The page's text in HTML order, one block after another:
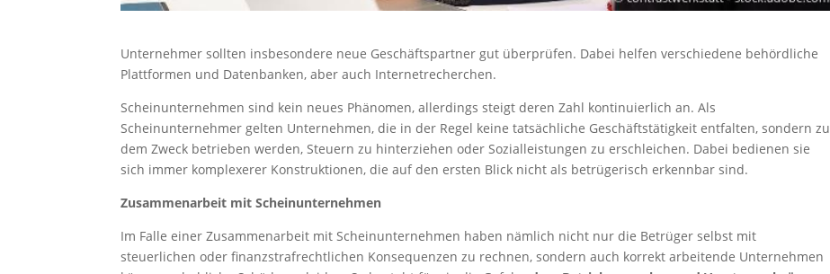
Unternehmer sollten insbesondere neue Geschäftspartner gut überprüfen. Dabei helfen verschiedene behördliche
Plattformen und Datenbanken, aber auch Internetrecherchen.
Scheinunternehmen sind kein neues Phänomen, allerdings steigt deren Zahl kontinuierlich an. Als
Scheinunternehmer gelten Unternehmen, die in der Regel keine tatsächliche Geschäftstätigkeit entfalten, sondern zu
dem Zweck betrieben werden, Steuern zu hinterziehen oder Sozialleistungen zu erschleichen. Dabei bedienen sie
sich immer komplexerer Konstruktionen, die auf den ersten Blick nicht als betrügerisch erkennbar sind.
Zusammenarbeit mit Scheinunternehmen
Im Falle einer Zusammenarbeit mit Scheinunternehmen haben nämlich nicht nur die Betrüger selbst mit
steuerlichen oder finanzstrafrechtlichen Konsequenzen zu rechnen, sondern auch korrekt arbeitende Unternehmen